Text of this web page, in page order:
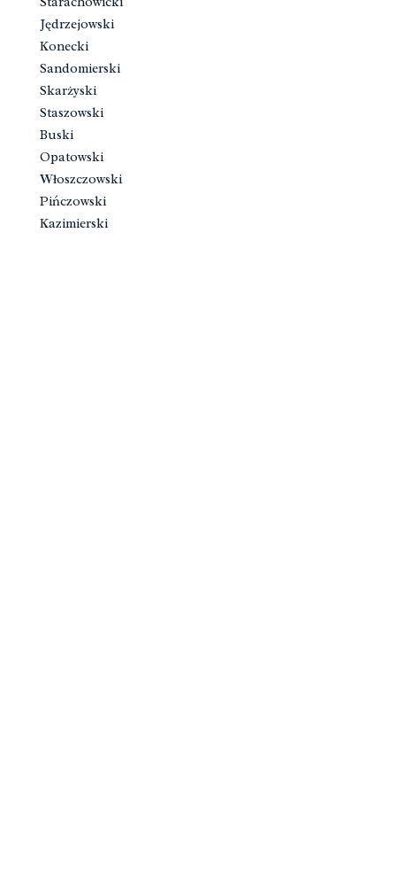
Jędrzejowski
Konecki
Sandomierski
Skarżyski
Staszowski
Buski
Opatowski
Włoszczowski
Pińczowski
Kazimierski